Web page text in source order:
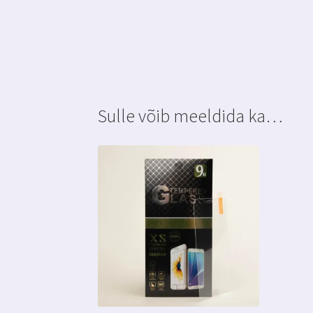
Sulle võib meeldida ka…